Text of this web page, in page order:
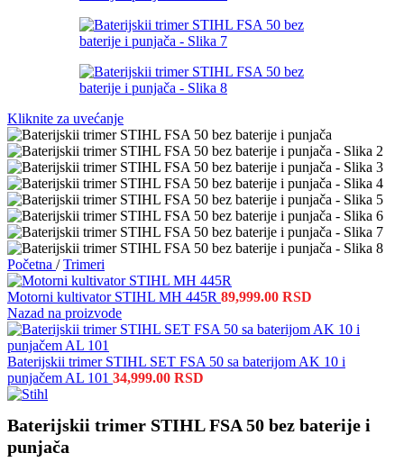
Kliknite za uvećanje
Početna / Trimeri
Motorni kultivator STIHL MH 445R 89,999.00 RSD
Nazad na proizvode
Baterijskii trimer STIHL SET FSA 50 sa baterijom AK 10 i
punjačem AL 101 34,999.00 RSD
Baterijskii trimer STIHL FSA 50 bez baterije i
punjača